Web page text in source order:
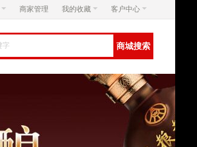
商家管理 我的收藏 客户中心